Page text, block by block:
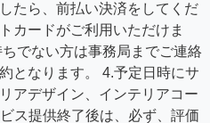
たら、前払い決済をしてくだ
カードがご利用いただけま
でない方は事務局までご連絡
となります。 4.予定日時にサ
アデザイン、インテリアコー
ス提供終了後は、必ず、評価